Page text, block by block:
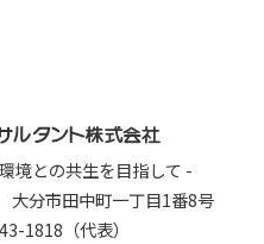
境との共生を目指して -
分市田中町一丁目1番8号
1818（代表）